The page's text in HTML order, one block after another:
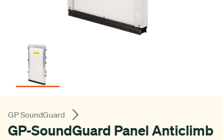
GP SoundGuard
GP-SoundGuard Panel Anticlimb